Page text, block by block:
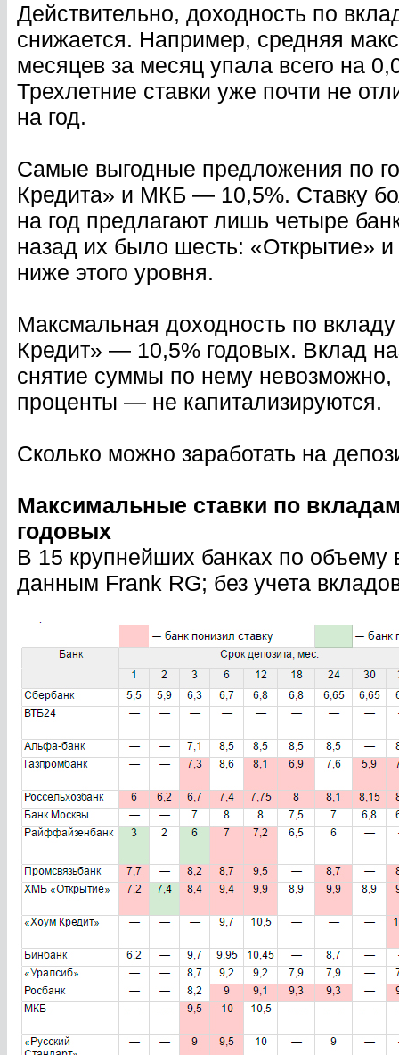
Действительно, доходность по
снижается. Например, средняя
месяцев за месяц упала всего на
Трехлетние ставки уже почти не
на год.
Самые выгодные предложения по
Кредита» и МКБ — 10,5%. Ставку
на год предлагают лишь четыре
назад их было шесть: «Открытие»
ниже этого уровня.
Максмальная доходность по
Кредит» — 10,5% годовых. Вклад
снятие суммы по нему невозможно,
проценты — не капитализируются.
Сколько можно заработать на
Максимальные ставки по
годовых
В 15 крупнейших банках по объему
данным Frank RG; без учета